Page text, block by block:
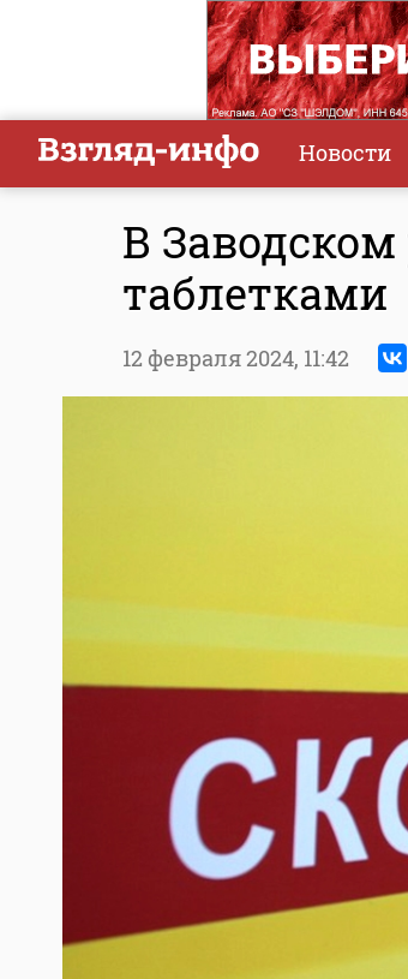
Новости
В
таблетками
12 февраля 2024, 11:42